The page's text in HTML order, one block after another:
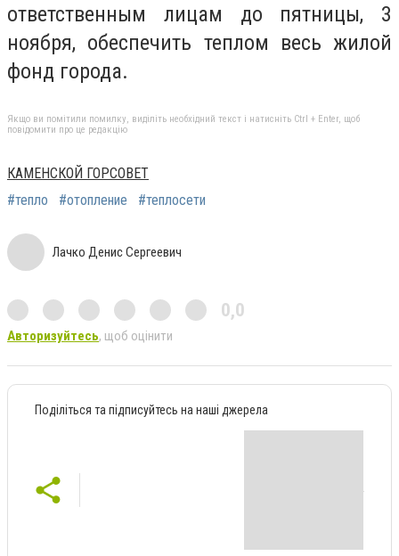
ответственным лицам до пятницы, 3
ноября, обеспечить теплом весь жилой
фонд города.
Якщо ви помітили помилку, виділіть необхідний текст і натисніть Ctrl + Enter, щоб
повідомити про це редакцію
КАМЕНСКОЙ ГОРСОВЕТ
#тепло
#отопление #теплосети
Лачко Денис Сергеевич
0,0
Авторизуйтесь, щоб оцінити
Поділіться та підписуйтесь на наші джерела